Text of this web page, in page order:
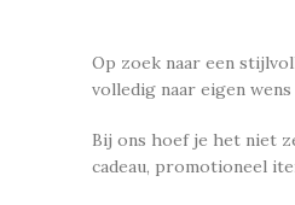
Op zoek naar een
volledig naar eigen
Bij ons hoef je het niet
cadeau, promotioneel